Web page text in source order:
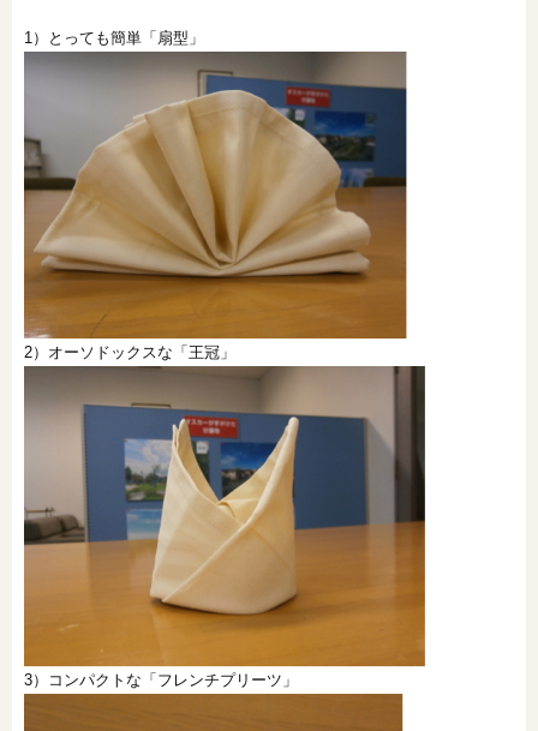
1）とっても簡単「扇型」
2）オーソドックスな「王冠」
3）コンパクトな「フレンチプリーツ」